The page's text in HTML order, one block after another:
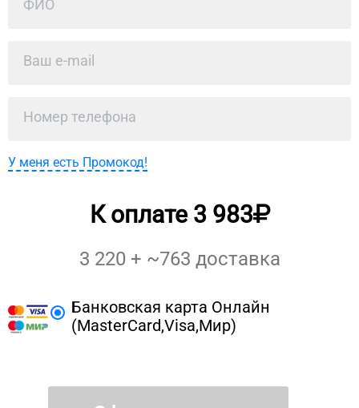
У меня есть Промокод!
К оплате 3 983
3 220 + ~763 доставка
Банковская карта Онлайн
(MasterCard,Visa,Мир)